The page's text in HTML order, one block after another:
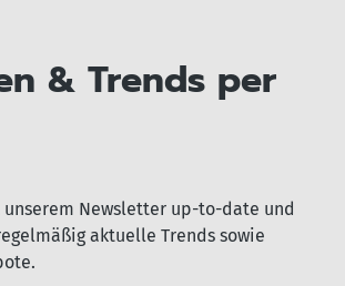
& Trends per
Newsletter up-to-date und
aktuelle Trends sowie